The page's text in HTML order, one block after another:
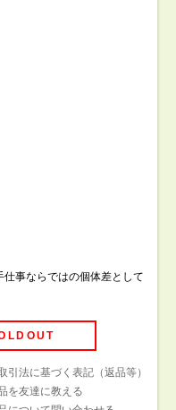
事ならではの個体差として
引法に基づく表記（返品等）
を友達に教える